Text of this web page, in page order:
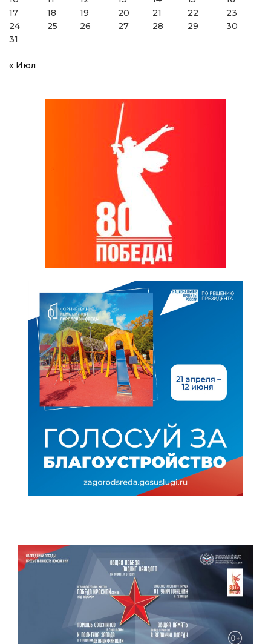
17
18 19 20 21 22
23
24
25 26 27 28 29
30
31
« Июл